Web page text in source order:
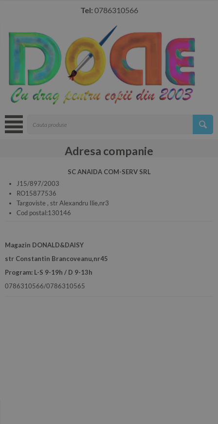
Tel: 0786310566
Adresa companie
SC ANAIDA COM-SERV SRL
J15/897/2003
RO15877536
Targoviste , str Alexandru Ilie,nr3
Cod postal:130146
Magazin DONALD&DAISY
str Constantin Brancoveanu,nr45
Program: L-S 9-19h / D 9-13h
0786310566/0786310565